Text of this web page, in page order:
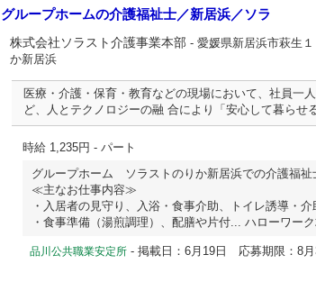
グループホームの介護福祉士／新居浜／ソラ
株式会社ソラスト介護事業本部 - 愛媛県新居浜市萩生
か新居浜
医療・介護・保育・教育などの現場において、社員一
ど、人とテクノロジーの融 合により「安心して暮らせ
時給 1,235円 - パート
グループホーム ソラストのりか新居浜での介護福
≪主なお仕事内容≫
・入居者の見守り、入浴・食事介助、トイレ誘導・介
・食事準備（湯煎調理）、配膳や片付... ハローワー
品川公共職業安定所 - 掲載日：6月19日 応募期限：8月